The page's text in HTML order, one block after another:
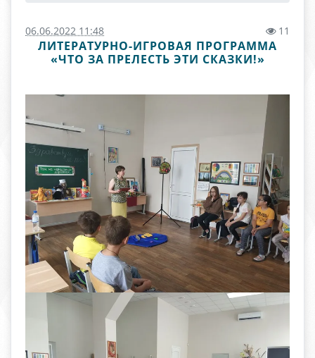
06.06.2022 11:48 11
ЛИТЕРАТУРНО-ИГРОВАЯ ПРОГРАММА
«ЧТО ЗА ПРЕЛЕСТЬ ЭТИ СКАЗКИ!»